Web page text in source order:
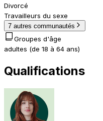
Divorcé
Travailleurs du sexe
7 autres communautés
Groupes d'âge
adultes (de 18 à 64 ans)
Qualifications